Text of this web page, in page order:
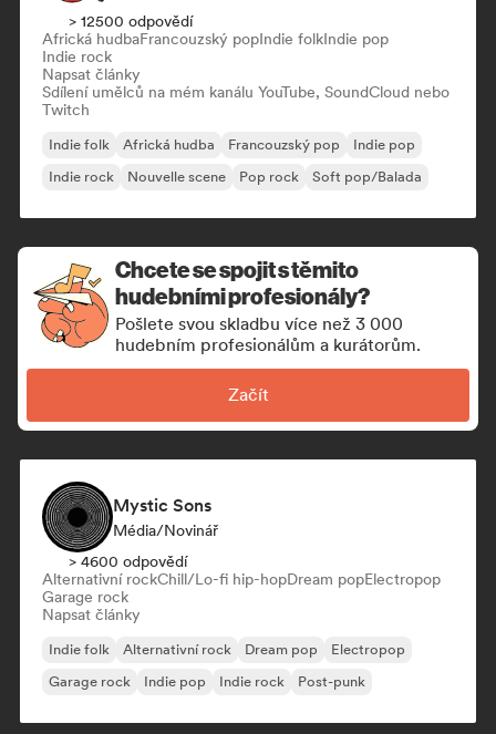
> 12500 odpovědí
Africká hudbaFrancouzský popIndie folkIndie pop
Indie rock
Napsat články
Sdílení umělců na mém kanálu YouTube, SoundCloud nebo
Twitch
Indie folk Africká hudba Francouzský pop
Indie pop
Indie rock
Nouvelle scene Pop rock Soft pop/Balada
Chcete se spojit s těmito
hudebními profesionály?
Pošlete svou skladbu více než 3 000
hudebním profesionálům a kurátorům.
Začít
Mystic Sons
Média/novinář
> 4600 odpovědí
Alternativní rockChill/Lo-fi hip-hopDream popElectropop
Garage rock
Napsat články
Indie folk Alternativní rock Dream pop
Electropop
Garage rock
Indie pop Indie rock Post-punk